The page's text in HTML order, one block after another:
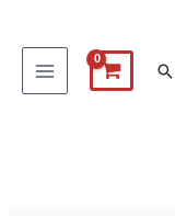
البحث